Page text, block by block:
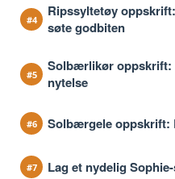
Ripssyltetøy
søte godbiten
Solbærlikør oppskrift:
nytelse
Solbærgele oppskrift:
Lag et nydelig